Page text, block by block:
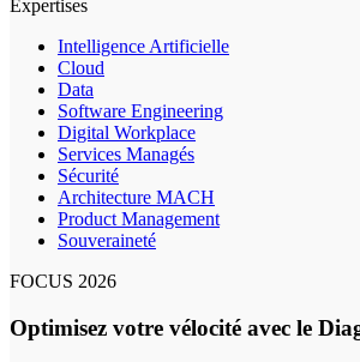
Expertises
Intelligence Artificielle
Cloud
Data
Software Engineering
Digital Workplace
Services Managés
Sécurité
Architecture MACH
Product Management
Souveraineté
FOCUS 2026
Optimisez votre vélocité avec le